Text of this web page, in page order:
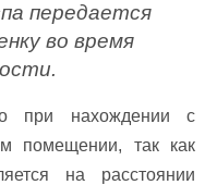
передается
во время
при нахождении с
помещении, так как
на расстоянии